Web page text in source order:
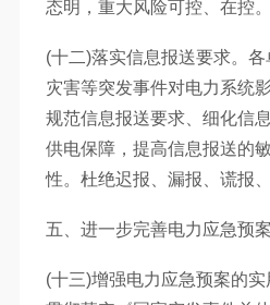
态明，重大风险可控、在控。
(十二)落实信息报送要求。
灾害等突发事件对电力系统
规范信息报送要求、细化信
供电保障，提高信息报送的
性。杜绝迟报、漏报、谎报
五、进一步完善电力应急预
(十三)增强电力应急预案的